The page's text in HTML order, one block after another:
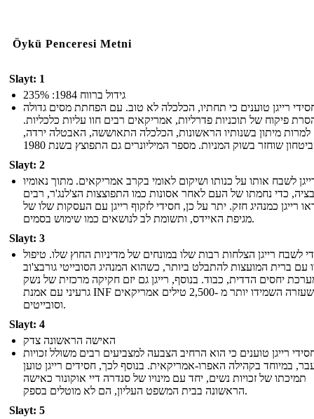
Öykü Penceresi Metni
Slayt: 1
גידול ברווח 1984: 235%
רייגן טוענים כי תחתיו, הכלכלה לא טוב. עם הפחתת מסים גדולה
פיקוח של תוכניות פדרליות, אמריקאים רבים חוו עליות כלכליות.
למרות מיתון בשנותיו הראשונות, הכלכלה התאוששה, האבטלה ירדה,
Slayt: 2
לשבח אותו על כנותו ושיקום לאומי בקרב אמריקאים. מתוך נאומיו
כדי נחמתו של העם לאחר אסונות כמו התפוצצות הצ'לנג'ר, רבים
רייגן כמנהיג חזק. יתר על כן, חסידי לזקוף רייגן עם העסקות שלו של
מגיפת האיידס, ותשומת לב לנושאים כמו שימוש בסמים.
Slayt: 3
לשבח רייגן הצלחות רבות שלו במונחים של מדיניות החוץ שלו. טיפול
עם ברית המועצות להתבלט ביותר, כשהוא המנהיג הסובייטי גורבצ'וב
יחסים הדדית, כבוד. בנוסף, רייגן גם יזם חקיקה מרכזית של נשק
גרעיני עם אמנת INF שלו שעזרה השמידו יותר מ -2,500 טילים אמריקאים
וסובייטים.
Slayt: 4
האישה הראשונה צדק
רייגן טוענים כי הוא הרחיב הצבעה למצביעים רבים משולל זכויות
במיוחד בקהילה האפרו-אמריקאית. בנוסף לכך, חסידים רייגן טוען
תמיכתו של זכויות נשים, יחד עם מינויו של סנדרה דיי אוקונור כאישה
הראשונה בבית המשפט העליון, הם לא מוטלים בספק.
Slayt: 5